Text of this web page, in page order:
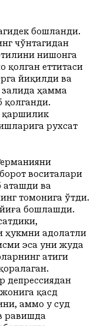
бошланди.
чўнтагидан
нишонга
қолган еттитаси
йиқилди ва
ҳамма
қолганди.
қаршилик
рухсат
воситалари
аташди ва
томонига ўтди.
бошлашди.
ҳукмни адолатли
эса уни жуда
атиги
депрессиядан
қасд
аммо у суд
равишда